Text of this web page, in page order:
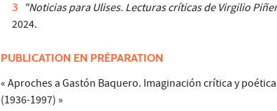
"Noticias para Ulises. Lecturas críticas de Virgilio
2024.
PUBLICATION EN PRÉPARATION
« Aproches a Gastón Baquero. Imaginación crítica y
(1936-1997) »